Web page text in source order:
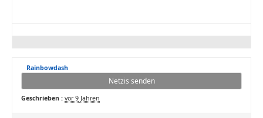
Rainbowdash
Netzis senden
Geschrieben : vor 9 Jahren